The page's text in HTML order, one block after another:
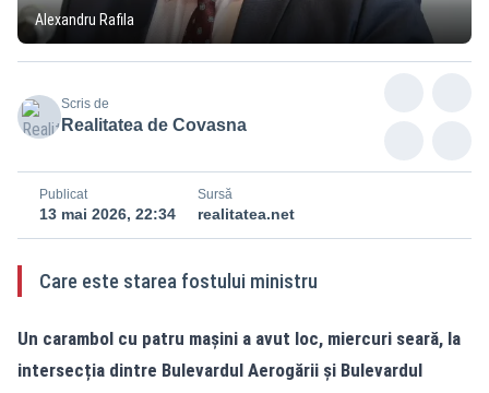
Alexandru Rafila
Scris de
Realitatea de Covasna
Publicat
13 mai 2026, 22:34
Sursă
realitatea.net
Care este starea fostului ministru
Un carambol cu patru mașini a avut loc, miercuri seară, la
intersecția dintre Bulevardul Aerogării și Bulevardul